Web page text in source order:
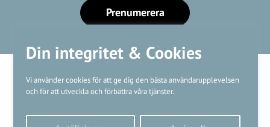
Din integritet & Cookies
Vi använder cookies för att ge dig den bästa användarupplevelsen
och för att utveckla och förbättra våra tjänster.
Prenumerera